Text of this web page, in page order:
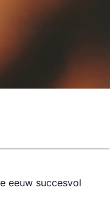
eeuw succesvol